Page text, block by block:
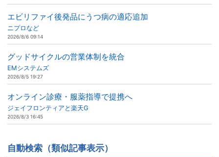
エビリファイ後発品にうつ病の適応追加
ニプロなど
2026/8/6 09:14
グッドサイクルの営業体制を統合
EMシステムズ
2026/8/5 19:27
オンライン診療・服薬指導で提携へ
ジェイフロンティアと楽天G
2026/8/3 16:45
自動検索（類似記事表示）